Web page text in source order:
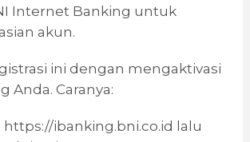
Internet Banking untuk
akun.
ini dengan mengaktivasi
Anda. Caranya:
https://ibanking.bni.co.id lalu